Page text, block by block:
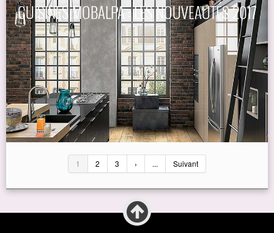
CUISINES MOBALPA : LES NOUVEAUTÉS 2017
1 2 3 › ... Suivant